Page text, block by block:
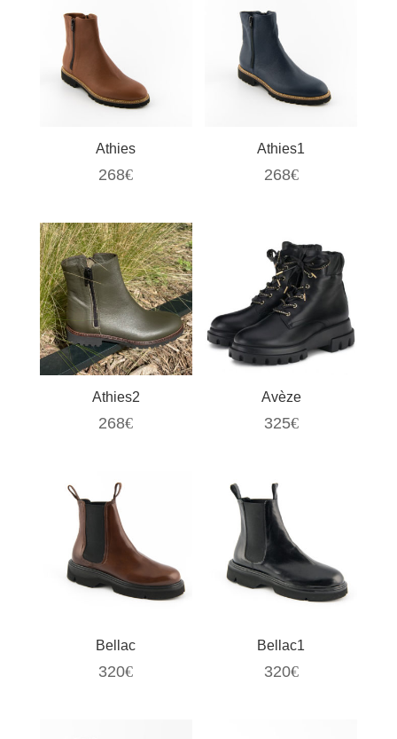
Athies
268€
Athies1
268€
Athies2
268€
Avèze
325€
Bellac
320€
Bellac1
320€